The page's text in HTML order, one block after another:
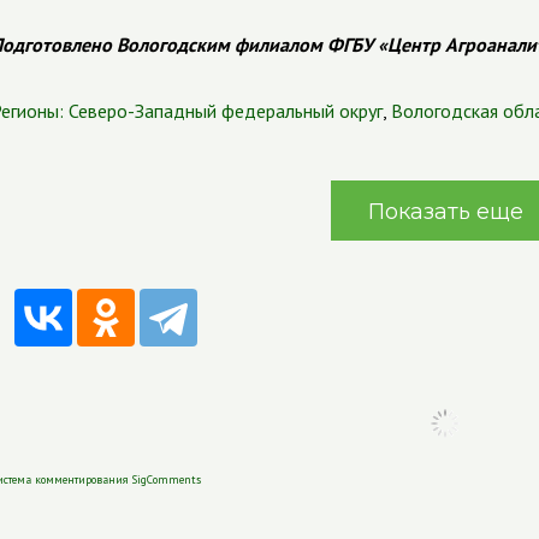
Вологодским филиалом ФГБУ «Центр
Северо-Западный федеральный округ, Вологодская
Показать еще